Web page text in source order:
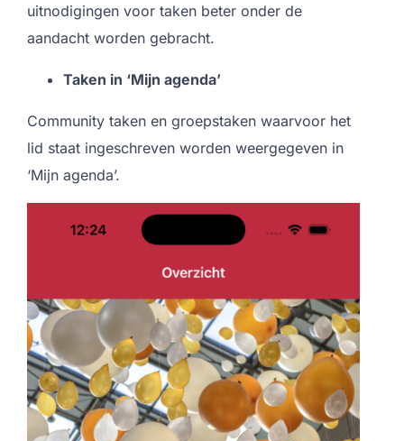
uitnodigingen voor taken beter onder de
aandacht worden gebracht.
Taken in ‘Mijn agenda’
Community taken en groepstaken waarvoor het
lid staat ingeschreven worden weergegeven in
‘Mijn agenda’.